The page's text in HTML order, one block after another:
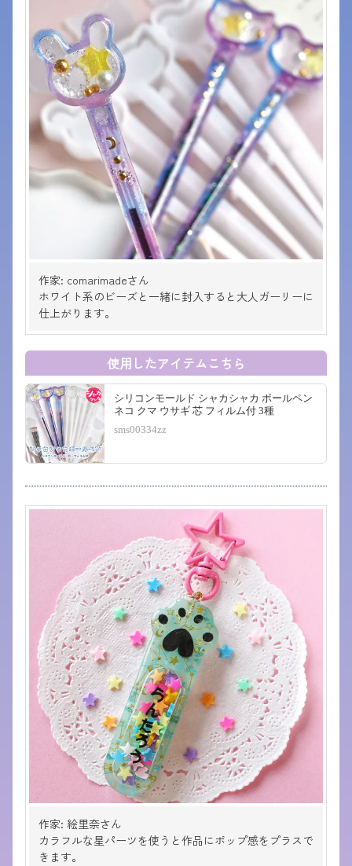
作家: comarimadeさん
ホワイト系のビーズと一緒に封入すると大人ガーリーに
仕上がります。
使用したアイテムこちら
シリコンモールド シャカシャカ ボールペン
ネコ クマ ウサギ 芯 フィルム付 3種
sms00334zz
作家: 絵里奈さん
カラフルな星パーツを使うと作品にポップ感をプラスで
きます。